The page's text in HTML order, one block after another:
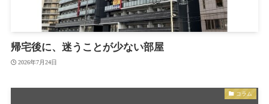
帰宅後に、迷うことが少ない部屋
2026年7月24日
コラム